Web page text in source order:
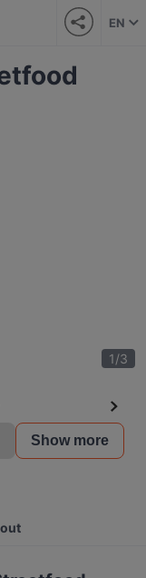
EN
1/3
Show more